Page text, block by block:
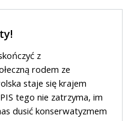
z
rodem ze
staje się krajem
tego nie zatrzyma, im
dusić konserwatyzmem